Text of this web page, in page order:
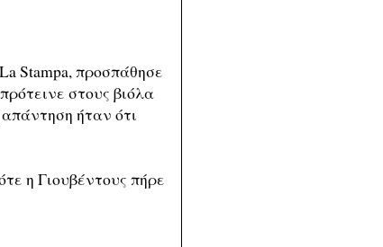
Stampa, προσπάθησε
στους βιόλα
ήταν ότι
η Γιουβέντους πήρε